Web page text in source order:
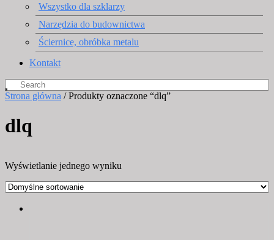
Wszystko dla szklarzy
Narzędzia do budownictwa
Ściernice, obróbka metalu
Kontakt
Strona główna / Produkty oznaczone “dlq”
dlq
Wyświetlanie jednego wyniku